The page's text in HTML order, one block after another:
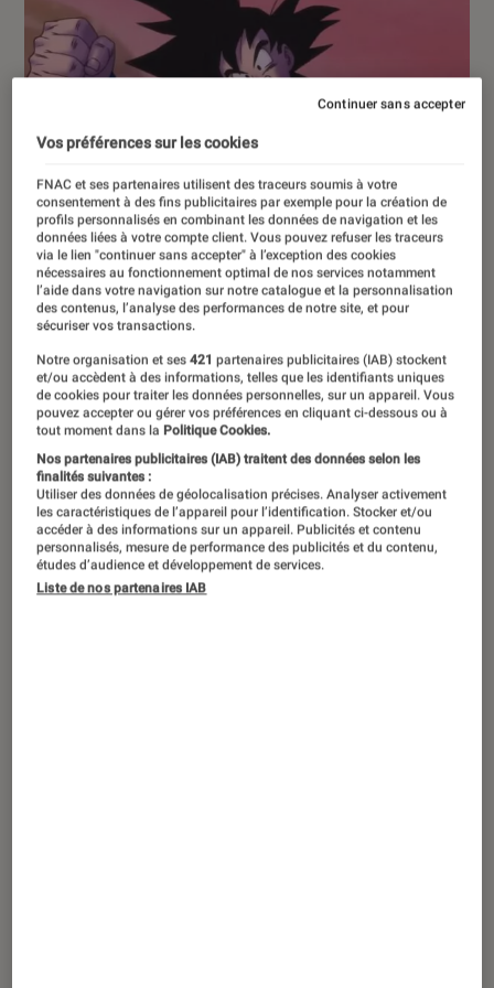
Plusieurs avant-premières de Dragon
Ball Super: Super Hero sont prévues en
France
ACTU
Mangas • 18 sep. 2022
Vos préférences sur les cookies
FNAC et ses partenaires utilisent des traceurs soumis à votre
consentement à des fins publicitaires par exemple pour la création de
profils personnalisés en combinant les données de navigation et les
données liées à votre compte client. Vous pouvez refuser les traceurs
via le lien "continuer sans accepter" à l’exception des cookies
nécessaires au fonctionnement optimal de nos services notamment
l’aide dans votre navigation sur notre catalogue et la personnalisation
des contenus, l’analyse des performances de notre site, et pour
sécuriser vos transactions.
Notre organisation et ses421 partenaires publicitaires (IAB) stockent
et/ou accèdent à des informations, telles que les identifiants uniques
de cookies pour traiter les données personnelles, sur un appareil. Vous
pouvez accepter ou gérer vos préférences en cliquant ci-dessous ou à
tout moment dans la Politique Cookies.
Nos partenaires publicitaires (IAB) traitent des données selon les
finalités suivantes :
Utiliser des données de géolocalisation précises. Analyser activement
les caractéristiques de l’appareil pour l’identification. Stocker et/ou
accéder à des informations sur un appareil. Publicités et contenu
personnalisés, mesure de performance des publicités et du contenu,
études d’audience et développement de services.
Liste de nos partenaires IAB
Continuer sans accepter